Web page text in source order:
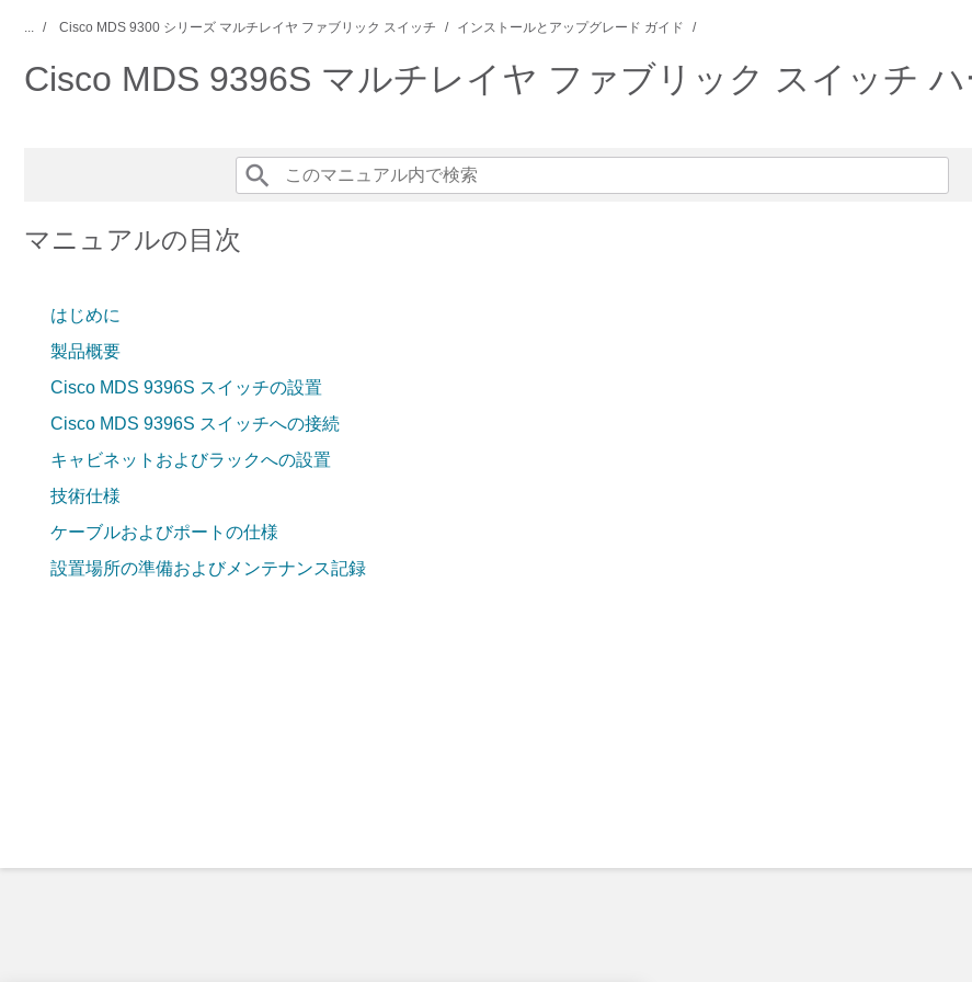
... Cisco MDS 9300 シリーズ マルチレイヤ ファブリック スイッチ インストールとアップグレード ガイド
Cisco MDS 9396S マルチレイヤ ファブリック スイッチ
マニュアルの目次
はじめに
製品概要
Cisco MDS 9396S スイッチの設置
Cisco MDS 9396S スイッチへの接続
キャビネットおよびラックへの設置
技術仕様
ケーブルおよびポートの仕様
設置場所の準備およびメンテナンス記録